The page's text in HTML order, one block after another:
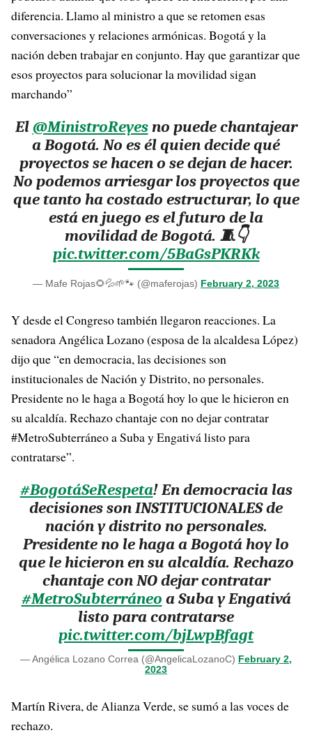
diferencia. Llamo al ministro a que se retomen esas
conversaciones y relaciones armónicas. Bogotá y la
nación deben trabajar en conjunto. Hay que garantizar que
esos proyectos para solucionar la movilidad sigan
marchando”
El@MinistroReyesno puede chantajear
a Bogotá. No es él quien decide qué
proyectos se hacen o se dejan de hacer.
No podemos arriesgar los proyectos que
que tanto ha costado estructurar, lo que
está en juego es el futuro de la
movilidad de Bogotá. 🧵👇
pic.twitter.com/5BaGsPKRKk
— Mafe Rojas🌻💦🌱🐾 (@maferojas) February 2, 2023
Y desde el Congreso también llegaron reacciones. La
senadora Angélica Lozano (esposa de la alcaldesa López)
dijo que “en democracia, las decisiones son
institucionales de Nación y Distrito, no personales.
Presidente no le haga a Bogotá hoy lo que le hicieron en
su alcaldía. Rechazo chantaje con no dejar contratar
#MetroSubterráneo a Suba y Engativá listo para
contratarse”.
#BogotáSeRespeta! En democracia las
decisiones son INSTITUCIONALES de
nación y distrito no personales.
Presidente no le haga a Bogotá hoy lo
que le hicieron en su alcaldía. Rechazo
chantaje con NO dejar contratar
#MetroSubterráneo a Suba y Engativá
listo para contratarse
pic.twitter.com/bjLwpBfagt
— Angélica Lozano Correa (@AngelicaLozanoC) February 2,
2023
Martín Rivera, de Alianza Verde, se sumó a las voces de
rechazo.